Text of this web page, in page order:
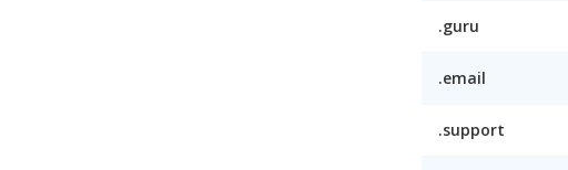
.guru
.email
.support